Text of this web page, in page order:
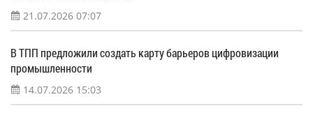
21.07.2026 07:07
В ТПП предложили создать карту барьеров цифровизации
промышленности
14.07.2026 15:03